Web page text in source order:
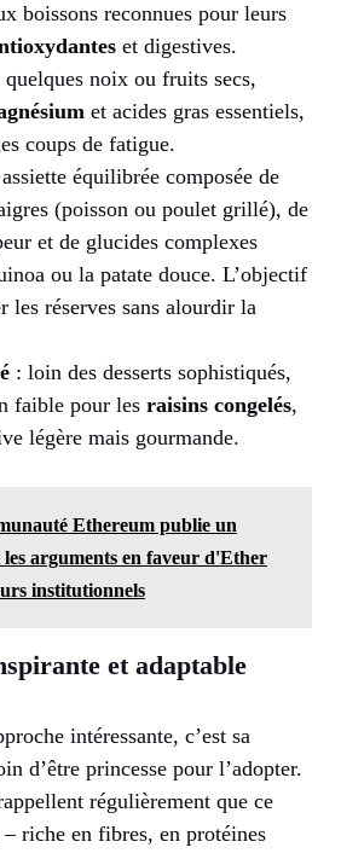
boissons reconnues pour leurs
et digestives.
quelques noix ou fruits secs,
et acides gras essentiels,
coups de fatigue.
équilibrée composée de
(poisson ou poulet grillé), de
et de glucides complexes
ou la patate douce. L’objectif
les réserves sans alourdir la
: loin des desserts sophistiqués,
faible pour les raisins congelés,
légère mais gourmande.
Ethereum publie un
arguments en faveur d'Ether
institutionnels
et adaptable
intéressante, c’est sa
d’être princesse pour l’adopter.
régulièrement que ce
riche en fibres, en protéines